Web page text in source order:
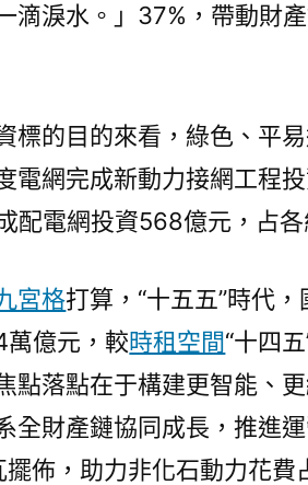
滴淚水。」37%，帶動財
標的目的來看，綠色、平
電網完成新動力接網工程
配電網投資568億元，占
宮格打算，“十五五”時代
萬億元，較時租空間“十四
點落點在于構建更智能、
全財產鏈協同成長，推進
佈，助力非化石動力花費